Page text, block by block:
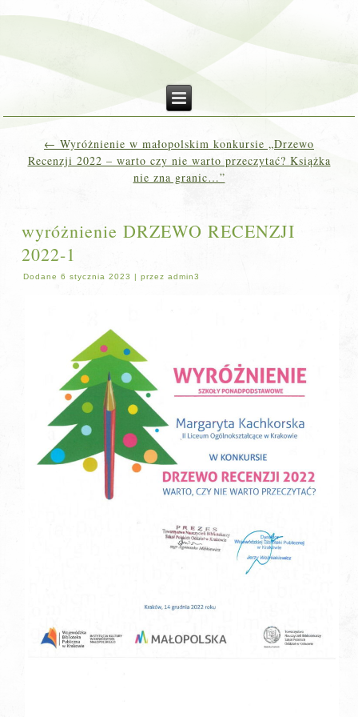
← Wyróżnienie w małopolskim konkursie „Drzewo
Recenzji 2022 – warto czy nie warto przeczytać? Książka
nie zna granic…”
wyróżnienie DRZEWO RECENZJI
2022-1
Dodane 6 stycznia 2023 |przez admin3